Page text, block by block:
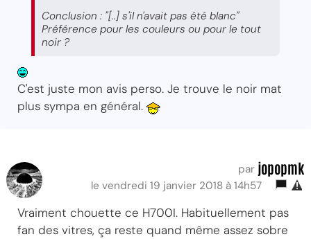
Conclusion : "[..] s'il n'avait pas été blanc"
Préférence pour les couleurs ou pour le tout
noir ?
C'est juste mon avis perso. Je trouve le noir mat
plus sympa en général.
par jopopmk
le vendredi 19 janvier 2018 à 14h57
Vraiment chouette ce H700I. Habituellement pas
fan des vitres, ça reste quand même assez sobre